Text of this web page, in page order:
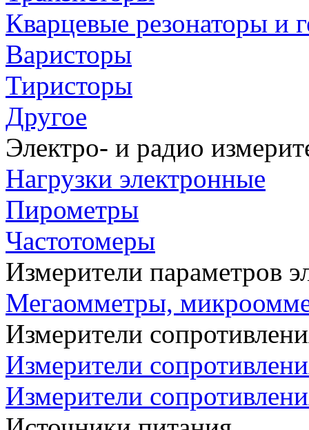
Кварцевые резонаторы и
Варисторы
Тиристоры
Другое
Электро- и радио
Нагрузки электронные
Пирометры
Частотомеры
Измерители параметров
Мегаомметры,
Измерители
Измерители
Измерители